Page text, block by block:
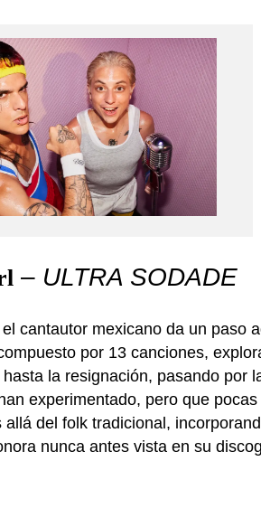
– ULTRA SODADE
cantautor mexicano da un paso
por 13 canciones,
la resignación, pasando por
experimentado, pero que
allá del folk tradicional,
nunca antes vista en su